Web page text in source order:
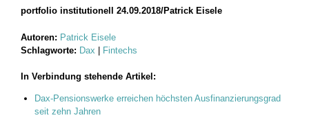
portfolio institutionell 24.09.2018/Patrick Eisele
Autoren: Patrick Eisele
Schlagworte: Dax | Fintechs
In Verbindung stehende Artikel:
Dax-Pensionswerke erreichen höchsten Ausfinanzierungsgrad
seit zehn Jahren